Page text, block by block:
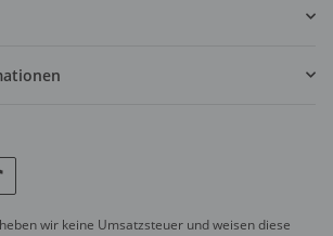
wir keine Umsatzsteuer und weisen diese